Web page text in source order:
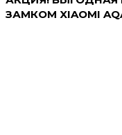
ЗАМКОМ XIAOMI